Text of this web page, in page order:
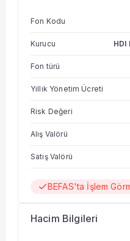
Fon Kodu
Kurucu HDI
Fon türü
Yıllık Yönetim Ücreti
Risk Değeri
Alış Valörü
Satış Valörü
BEFAS'ta İşlem
Hacim Bilgileri